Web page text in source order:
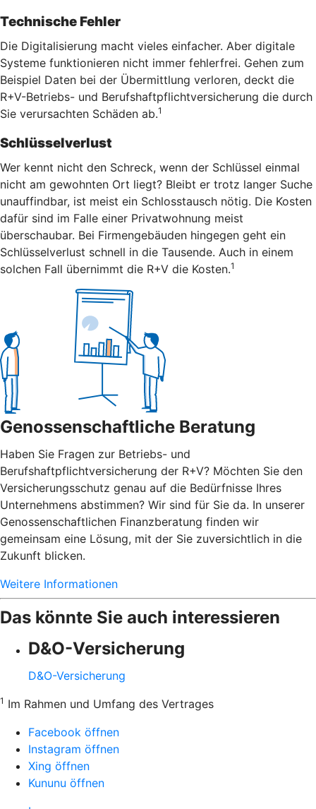
Technische Fehler
Die Digitalisierung macht vieles einfacher. Aber digitale
Systeme funktionieren nicht immer fehlerfrei. Gehen zum
Beispiel Daten bei der Übermittlung verloren, deckt die
R+V-Betriebs- und Berufshaftpflichtversicherung die durch
Sie verursachten Schäden ab.1
Schlüsselverlust
Wer kennt nicht den Schreck, wenn der Schlüssel einmal
nicht am gewohnten Ort liegt? Bleibt er trotz langer Suche
unauffindbar, ist meist ein Schlosstausch nötig. Die Kosten
dafür sind im Falle einer Privatwohnung meist
überschaubar. Bei Firmengebäuden hingegen geht ein
Schlüsselverlust schnell in die Tausende. Auch in einem
solchen Fall übernimmt die R+V die Kosten.1
Genossenschaftliche Beratung
Haben Sie Fragen zur Betriebs- und
Berufshaftpflichtversicherung der R+V? Möchten Sie den
Versicherungsschutz genau auf die Bedürfnisse Ihres
Unternehmens abstimmen? Wir sind für Sie da. In unserer
Genossenschaftlichen Finanzberatung finden wir
gemeinsam eine Lösung, mit der Sie zuversichtlich in die
Zukunft blicken.
Weitere Informationen
Das könnte Sie auch interessieren
D&O-Versicherung
D&O-Versicherung
1 Im Rahmen und Umfang des Vertrages
Facebook öffnen
Instagram öffnen
Xing öffnen
Kununu öffnen